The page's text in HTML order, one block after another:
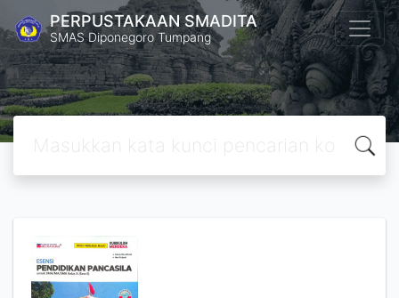
PERPUSTAKAAN SMADITA
SMAS Diponegoro Tumpang